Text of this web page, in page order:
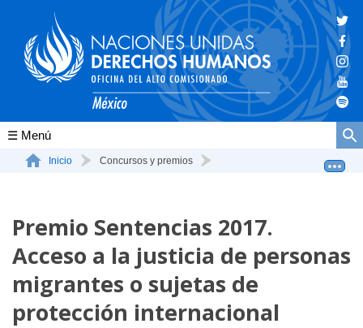
Conócenos
La ONU-DH en México
Vacantes ONU-DH México
ONU-DH en el tiempo
Inicio Concursos y premios
Premio Sentencias 2017.
Acceso a la justicia de personas
migrantes o sujetas de
protección internacional